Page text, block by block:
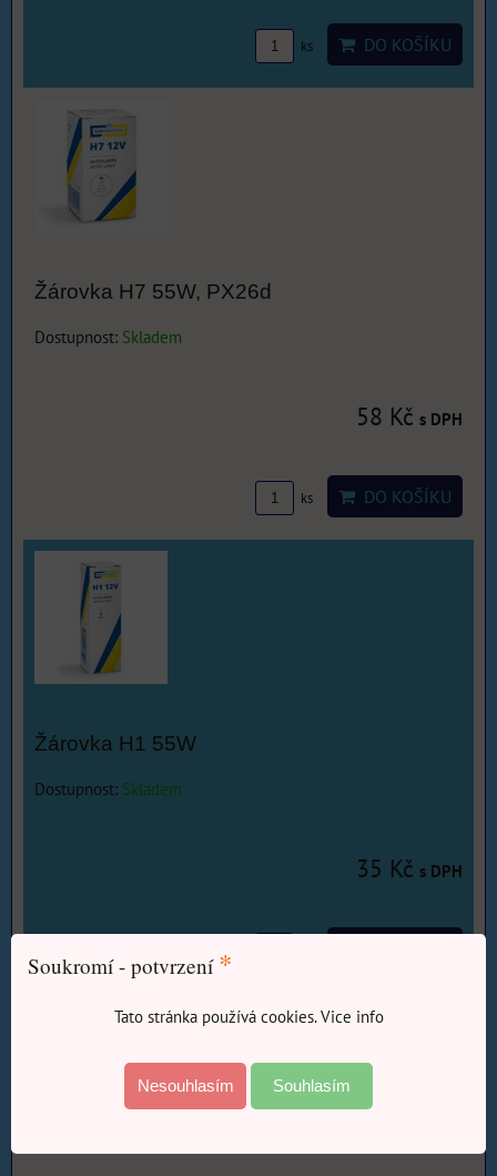
ks DO KOŠÍKU
Žárovka H7 55W, PX26d
Dostupnost: Skladem
58 Kč s DPH
ks DO KOŠÍKU
Žárovka H1 55W
Dostupnost: Skladem
35 Kč s DPH
Soukromí - potvrzení *
Tato stránka používá cookies. Vice info
Nesouhlasím Souhlasím